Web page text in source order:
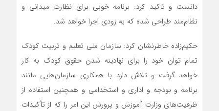
دانست و تاکید کرد: برنامه خوبی برای نظارت میدانی و
نظام‌مند طراحی شده که به زودی اجرا خواهد شد.
حکیم‌زاده خاطرنشان کرد: سازمان ملی تعلیم و تربیت کودک
تمام توان خود را برای نهادینه شدن حقوق کودک به کار
خواهد گرفت و تلاش دارد با همکاری سازمان‌هایی مانند
برنامه و بودجه و اداری و استخدامی و همچنین استفاده از
ظرفیت‌های وزارت آموزش و پرورش این امر را که از تأکیدات